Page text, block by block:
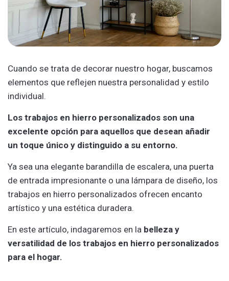
Cuando se trata de decorar nuestro hogar, buscamos
elementos que reflejen nuestra personalidad y estilo
individual.
Los trabajos en hierro personalizados son una
excelente opción para aquellos que desean añadir
un toque único y distinguido a su entorno.
Ya sea una elegante barandilla de escalera, una puerta
de entrada impresionante o una lámpara de diseño, los
trabajos en hierro personalizados ofrecen encanto
artístico y una estética duradera.
En este artículo, indagaremos en la belleza y
versatilidad de los trabajos en hierro personalizados
para el hogar.